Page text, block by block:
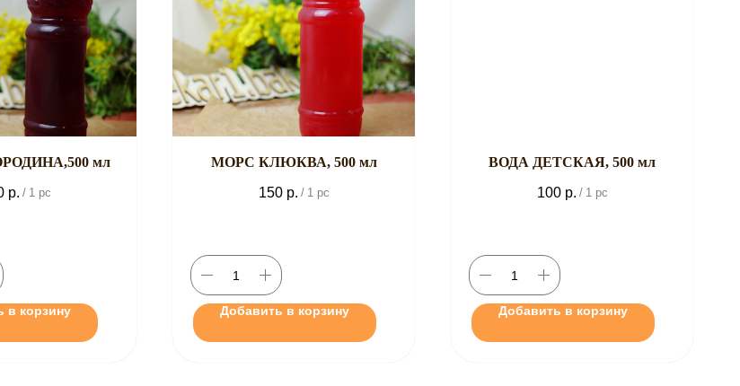
мл
р. / 1 pc
в корзину
МОРС КЛЮКВА, 500 мл
150 р. / 1 pc
Добавить в корзину
ВОДА ДЕТСКАЯ, 500 мл
100 р. / 1 pc
Добавить в корзину